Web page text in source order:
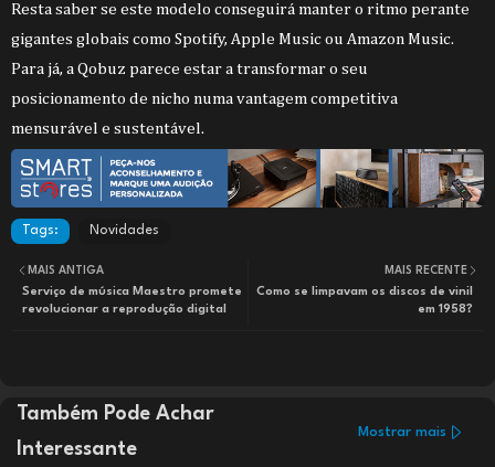
Resta saber se este modelo conseguirá manter o ritmo perante
gigantes globais como Spotify, Apple Music ou Amazon Music.
Para já, a Qobuz parece estar a transformar o seu
posicionamento de nicho numa vantagem competitiva
mensurável e sustentável.
Tags: Novidades
MAIS RECENTE
Como se limpavam os discos de vinil
em 1958?
MAIS ANTIGA
Serviço de música Maestro promete
revolucionar a reprodução digital
Também Pode Achar
Interessante
Mostrar mais